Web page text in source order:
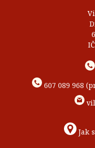
607 089 968
Jak